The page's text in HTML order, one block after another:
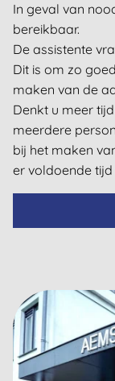
In geval van
bereikbaar.
De assistente
Dit is om zo
maken van de
Denkt u meer
meerdere
bij het maken
er voldoende